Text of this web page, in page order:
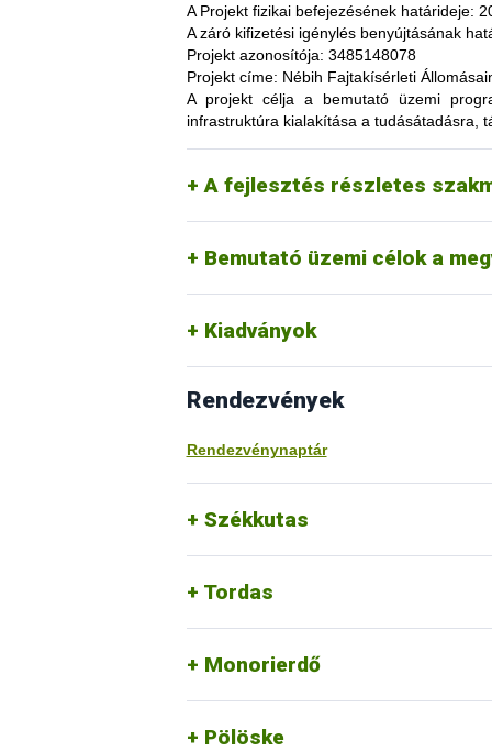
A Projekt fizikai befejezésének határideje:
A záró kifizetési igénylés benyújtásának
Projekt azonosítója: 3485148078
Projekt címe: Nébih Fajtakísérleti
A projekt céljaa bemutató üzemi
infrastruktúra kialakítása a tudásátadásra,
A fejlesztés részletes
A fajtakísérleti és fajtakitermesztési
termesztés bizonytalanságából adódó
képesség. A fajtakísérlet során
megszerzési lehetőség, amelynek
túl, az aktuális termelési eljárások és
(fajtákat), környezetvédelmi
kibocsátást, valamint eredményesen
Bemutató üzemi célok a
Tordas
kertészeti (zöldség,
Pölöske
kertészeti (gyümölcs)
Kiadványok
Rendezvények
Rendezvénynaptár
Székkutas
Tordas
Monorierdő
Pölöske